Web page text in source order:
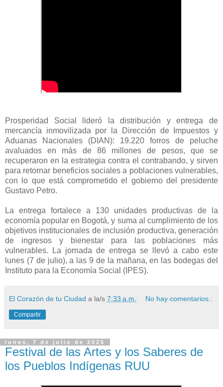
Prosperidad Social lideró la distribución y entrega de
mercancía inmovilizada por la Dirección de Impuestos y
Aduanas Nacionales (DIAN): 19.220 forros de peluche
avaluados en más de 86 millones de pesos, que se
recuperaron en la estrategia contra el contrabando, y sirven
para retornar beneficios sociales a poblaciones vulnerables,
con lo que está comprometido el gobierno del presidente
Gustavo Petro.
La entrega fortalece a 130 unidades productivas de la
economía popular en Bogotá, y suma al cumplimiento de los
objetivos institucionales de inclusión productiva, generación
de ingresos y bienestar para las poblaciones más
vulnerables. La jornada de entrega se llevó a cabo este
lunes (7 de julio), a las 9 de la mañana, en las bodegas del
Instituto para la Economía Social (IPES).
El Corazón de tu Ciudad a la/s 7:33 a.m. No hay comentarios.:
Compartir
lunes, 7 de julio de 2025
Festival de las Artes y los Saberes de
los Pueblos Indígenas RUU